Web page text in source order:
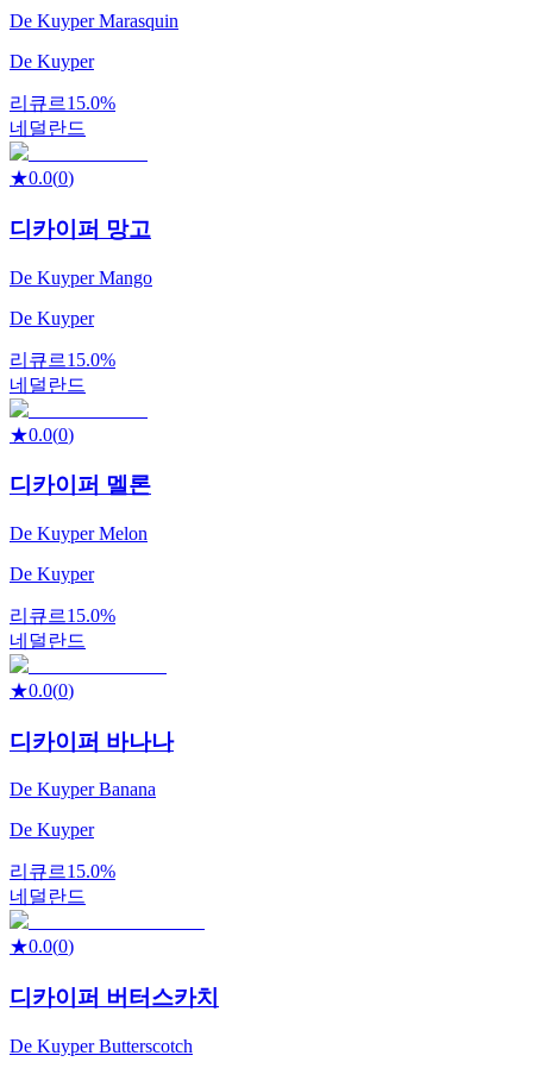
De Kuyper Marasquin
De Kuyper
리큐르15.0%
네덜란드
★0.0(0)
디카이퍼 망고
De Kuyper Mango
De Kuyper
리큐르15.0%
네덜란드
★0.0(0)
디카이퍼 멜론
De Kuyper Melon
De Kuyper
리큐르15.0%
네덜란드
★0.0(0)
디카이퍼 바나나
De Kuyper Banana
De Kuyper
리큐르15.0%
네덜란드
★0.0(0)
디카이퍼 버터스카치
De Kuyper Butterscotch